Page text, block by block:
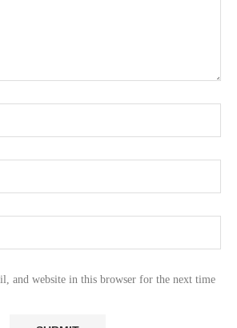
and website in this browser for the next time